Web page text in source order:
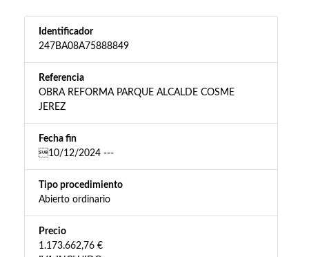
Identificador
247BA08A75888849
Referencia
OBRA REFORMA PARQUE ALCALDE COSME
JEREZ
Fecha fin
10/12/2024 ---
Tipo procedimiento
Abierto ordinario
Precio
1.173.662,76 €